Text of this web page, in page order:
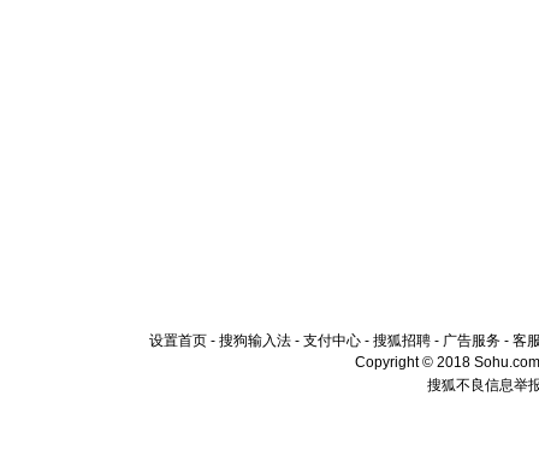
设置首页 - 搜狗输入法 - 支付中心 - 搜狐招聘 - 广告服务 - 客
Copyright © 2018
搜狐不良信息举